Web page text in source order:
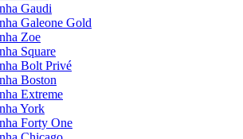
Gaudi
Galeone Gold
Zoe
Square
Bolt Privé
Boston
Extreme
York
Forty One